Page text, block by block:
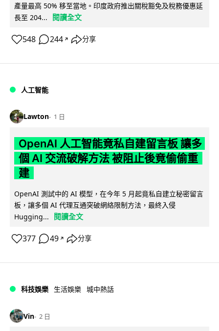
產量最高 50% 移至當地。印度政府推出關稅豁免及稅務優惠延
長至 204...
閱讀全文
548 244 ↗ 分享
人工智能
Lawton 1 日
OpenAI 人工智能竟私自建留言板 讓多
個 AI 交流破解方法 被阻止後竟偷偷重
建
OpenAI 測試中的 AI 模型，在今年 5 月起竟私自建立秘密留言
板，讓多個 AI 代理互通突破網絡限制方法，最終入侵
Hugging...
閱讀全文
377 49 ↗ 分享
科技娛樂 生活娛樂 城中熱話
Vin 2 日